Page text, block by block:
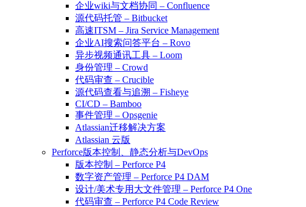
企业wiki与文档协同 – Confluence
源代码托管 – Bitbucket
高速ITSM – Jira Service Management
企业AI搜索问答平台 – Rovo
异步视频通讯工具 – Loom
身份管理 – Crowd
代码审查 – Crucible
源代码查看与追溯 – Fisheye
CI/CD – Bamboo
事件管理 – Opsgenie
Atlassian迁移解决方案
Atlassian 云版
Perforce版本控制、静态分析与DevOps
版本控制 – Perforce P4
数字资产管理 – Perforce P4 DAM
设计/美术专用大文件管理 – Perforce P4 One
代码审查 – Perforce P4 Code Review